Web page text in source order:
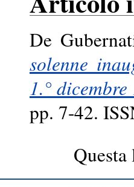
De
solenne
1.° dicembre
pp. 7-42.